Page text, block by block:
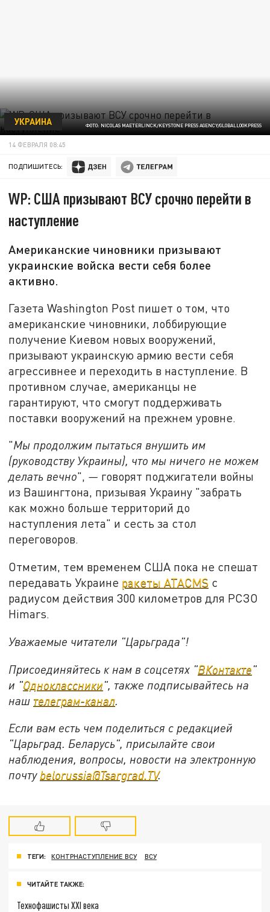
ФОТО: NICOLAS MAETERLINCK/KEYSTONE PRESS AGENCY/GLOBALLOOKPRESS
УКРАИНА
14 ФЕВРАЛЯ 08:45
ПОДПИШИТЕСЬ:
WP: США призывают ВСУ срочно перейти в
наступление
Американские чиновники призывают
украинские войска вести себя более
активно.
Газета Washington Post пишет о том, что
американские чиновники, лоббирующие
получение Киевом новых вооружений,
призывают украинскую армию вести себя
агрессивнее и переходить в наступление. В
противном случае, американцы не
гарантируют, что смогут поддерживать
поставки вооружений на прежнем уровне.
"Мы продолжим пытаться внушить им
(руководству Украины), что мы ничего не можем
делать вечно", — говорят поджигатели войны
из Вашингтона, призывая Украину "забрать
как можно больше территорий до
наступления лета" и сесть за стол
переговоров.
Отметим, тем временем США пока не спешат
передавать Украине ракеты ATACMS c
радиусом действия 300 километров для РСЗО
Himars.
Уважаемые читатели "Царьграда"!
Присоединяйтесь к нам в соцсетях "ВКонтакте"
и "Одноклассники", также подписывайтесь на
наш телеграм-канал
Если вам есть чем поделиться с редакцией
"Царьград. Беларусь", присылайте свои
наблюдения, вопросы, новости на электронную
почту belorussia@Tsargrad.TV.
ТЕГИ: КОНТРНАСТУПЛЕНИЕ ВСУ ВСУ
ЧИТАЙТЕ ТАКЖЕ:
Технофашисты XXI века